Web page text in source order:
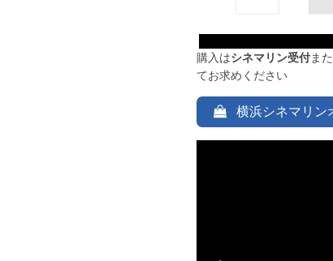
購入はシネマリン受付ま
てお求めください
横浜シネマリン